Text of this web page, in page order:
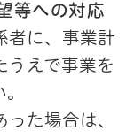
等への対応
者に、事業計
うえで事業を
た場合は、